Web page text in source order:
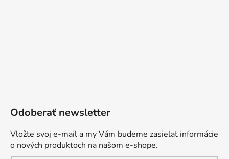
Odoberať newsletter
Vložte svoj e-mail a my Vám budeme zasielať informácie
o nových produktoch na našom e-shope.